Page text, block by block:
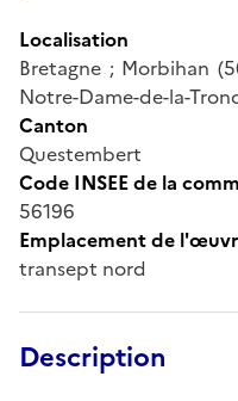
Localisation
Bretagne ; Morbihan
Notre-Dame-de-la-
Canton
Questembert
Code INSEE de la
56196
Emplacement de
transept nord
Description